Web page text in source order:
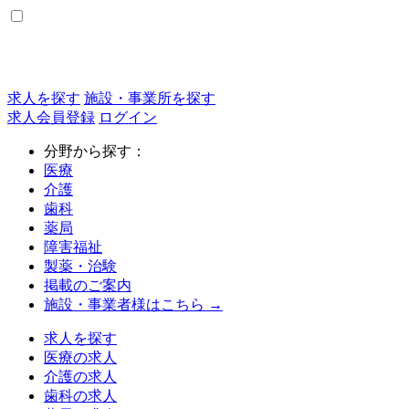
求人を探す 施設・事業所を探す
求人会員登録 ログイン
分野から探す：
医療
介護
歯科
薬局
障害福祉
製薬・治験
掲載のご案内
施設・事業者様はこちら →
求人を探す
医療の求人
介護の求人
歯科の求人